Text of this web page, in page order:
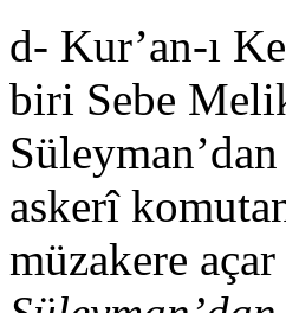
d- Kur’an-ı
biri Sebe
askerî
müzakere